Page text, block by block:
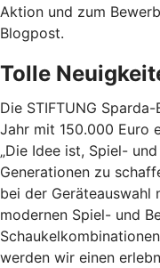
Aktion und zum
Blogpost.
Tolle
Die STIFTUNG
Jahr mit 150.000 Euro
„Die Idee ist, Spiel-
Generationen zu
bei der Geräteauswahl
modernen Spiel- und
werden wir einen